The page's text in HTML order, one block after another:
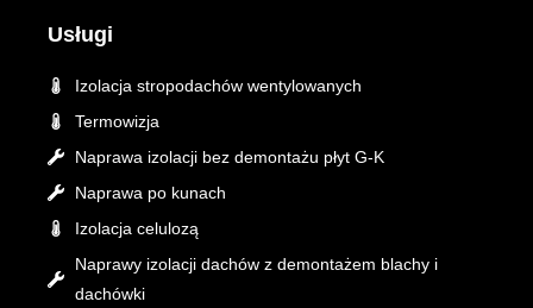
o
k
k
g
a
Usługi
Izolacja stropodachów wentylowanych
Termowizja
Naprawa izolacji bez demontażu płyt G-K
Naprawa po kunach
Izolacja celulozą
Naprawy izolacji dachów z demontażem blachy i
dachówki